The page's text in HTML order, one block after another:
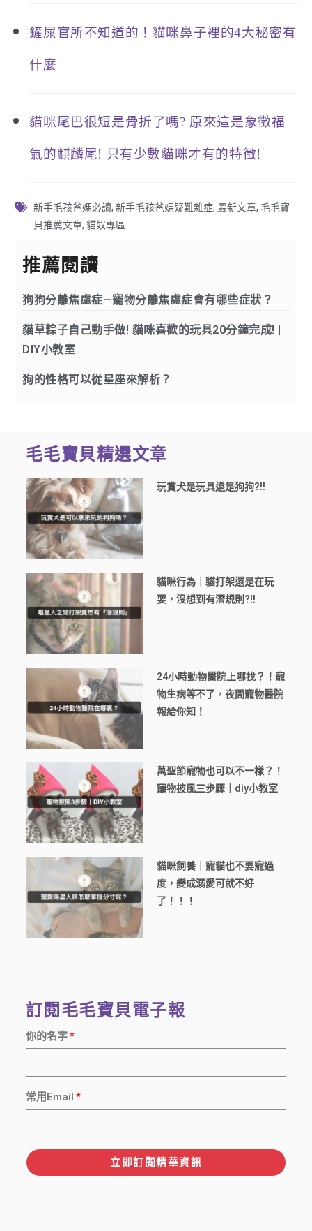
鏟屎官所不知道的！貓咪鼻子裡的4大秘密有
什麼
貓咪尾巴很短是骨折了嗎? 原來這是象徵福
氣的麒麟尾! 只有少數貓咪才有的特徵!
新手毛孩爸媽必讀,新手毛孩爸媽疑難雜症,最新文章, 毛毛寶
貝推薦文章, 貓奴專區
推薦閱讀
狗狗分離焦慮症—寵物分離焦慮症會有哪些症狀？
貓草粽子自己動手做! 貓咪喜歡的玩具20分鐘完成! |
DIY小教室
狗的性格可以從星座來解析？
毛毛寶貝精選文章
玩賞犬是玩具還是狗狗?!!
貓咪行為｜貓打架還是在玩
耍，沒想到有潛規則?!!
24小時動物醫院上哪找？！寵
物生病等不了，夜間寵物醫院
報給你知！
萬聖節寵物也可以不一樣？！
寵物披風三步驟｜diy小教室
貓咪飼養｜寵貓也不要寵過
度，變成溺愛可就不好
了！！！
訂閱毛毛寶貝電子報
你的名字
常用Email
立即訂閱精華資訊